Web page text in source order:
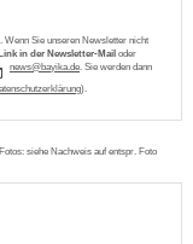
Sie unseren Newsletter nicht
in der Newsletter-Mailoder
n ws b y k d . Sie werden dann
).
siehe Nachweis auf entspr. Foto